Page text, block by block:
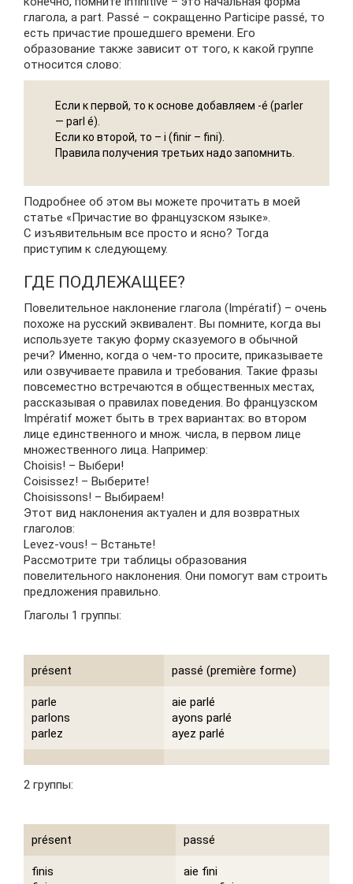
глагола, а part. Passé – сокращенно Participe passé, то
есть причастие прошедшего времени. Его
образование также зависит от того, к какой группе
относится слово:
Если к первой, то к основе добавляем -é (parler
— parl é).
Если ко второй, то – i (finir – fini).
Правила получения третьих надо запомнить.
Подробнее об этом вы можете прочитать в моей
статье «Причастие во французском языке».
С изъявительным все просто и ясно? Тогда
приступим к следующему.
ГДЕ ПОДЛЕЖАЩЕЕ?
Повелительное наклонение глагола (Impératif) – очень
похоже на русский эквивалент. Вы помните, когда вы
используете такую форму сказуемого в обычной
речи? Именно, когда о чем-то просите, приказываете
или озвучиваете правила и требования. Такие фразы
повсеместно встречаются в общественных местах,
рассказывая о правилах поведения. Во французском
Impératif может быть в трех вариантах: во втором
лице единственного и множ. числа, в первом лице
множественного лица. Например:
Choisis! – Выбери!
Coisissez! – Выберите!
Choisissons! – Выбираем!
Этот вид наклонения актуален и для возвратных
глаголов:
Levez-vous! – Встаньте!
Рассмотрите три таблицы образования
повелительного наклонения. Они помогут вам строить
предложения правильно.
Глаголы 1 группы:
présent passé (première forme)
parle
parlons
parlez
aie parlé
ayons parlé
ayez parlé
2 группы:
présent passé
finis
aie fini